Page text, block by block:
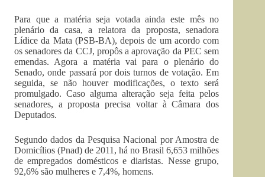
Para que a matéria seja votada ainda este mês no
plenário da casa, a relatora da proposta, senadora
Lídice da Mata (PSB-BA), depois de um acordo com
os senadores da CCJ, propôs a aprovação da PEC sem
emendas. Agora a matéria vai para o plenário do
Senado, onde passará por dois turnos de votação. Em
seguida, se não houver modificações, o texto será
promulgado. Caso alguma alteração seja feita pelos
senadores, a proposta precisa voltar à Câmara dos
Deputados.
Segundo dados da Pesquisa Nacional por Amostra de
Domicílios (Pnad) de 2011, há no Brasil 6,653 milhões
de empregados domésticos e diaristas. Nesse grupo,
92,6% são mulheres e 7,4%, homens.